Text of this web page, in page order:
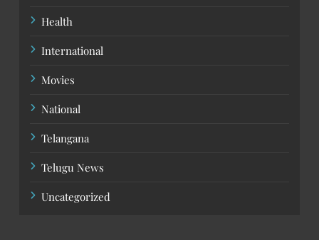
Health
International
Movies
National
Telangana
Telugu News
Uncategorized